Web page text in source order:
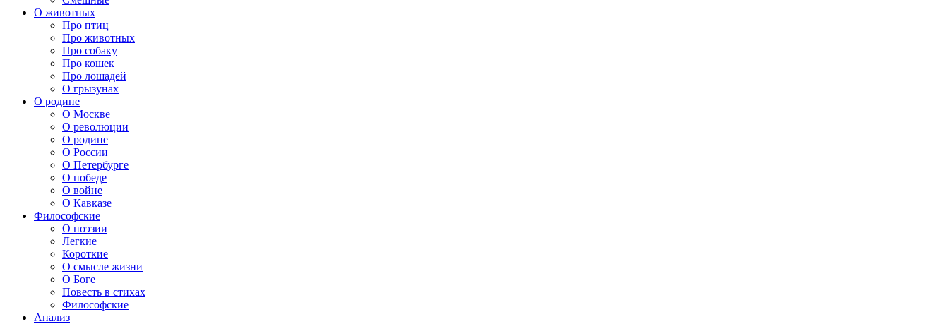
О животных
Про птиц
Про животных
Про собаку
Про кошек
Про лошадей
О грызунах
О родине
О Москве
О революции
О родине
О России
О Петербурге
О победе
О войне
О Кавказе
Философские
О поэзии
Легкие
Короткие
О смысле жизни
О Боге
Повесть в стихах
Философские
Анализ